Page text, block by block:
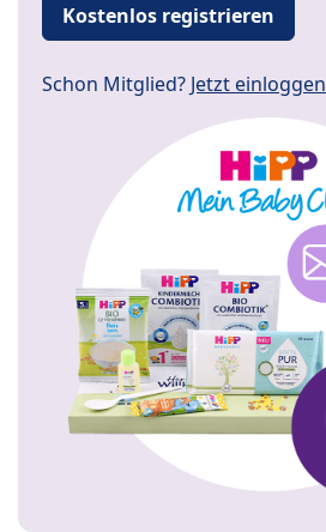
Kostenlos registrieren
Schon Mitglied? Jetzt einloggen